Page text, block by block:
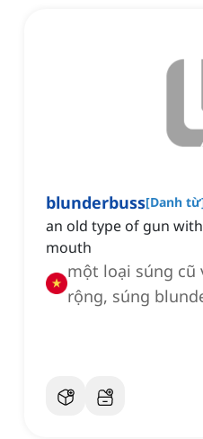
blunderbuss[Danh từ
an old type of gun
mouth
một loại súng cũ
rộng, súng